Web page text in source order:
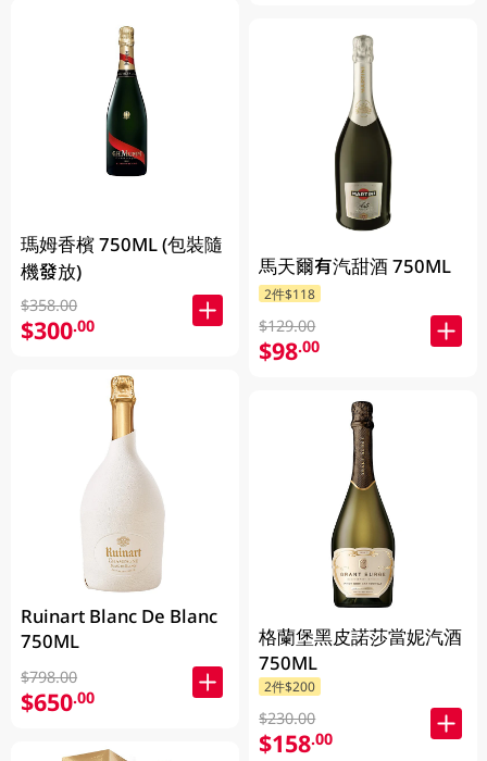
瑪姆香檳 750ML (包裝隨
機發放)
$358.00
$300.00
Ruinart Blanc De Blanc
750ML
$798.00
$650.00
馬天爾有汽甜酒 750ML
2件$118
$129.00
$98.00
格蘭堡黑皮諾莎當妮汽酒
750ML
2件$200
$230.00
$158.00